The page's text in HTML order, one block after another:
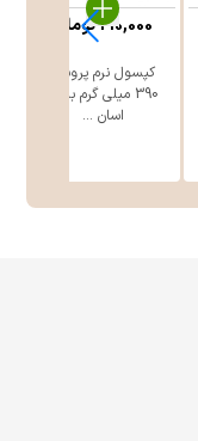
کپسول نرم پروستا
390 میلی گرم باریج
اسان ...
210,000تومان